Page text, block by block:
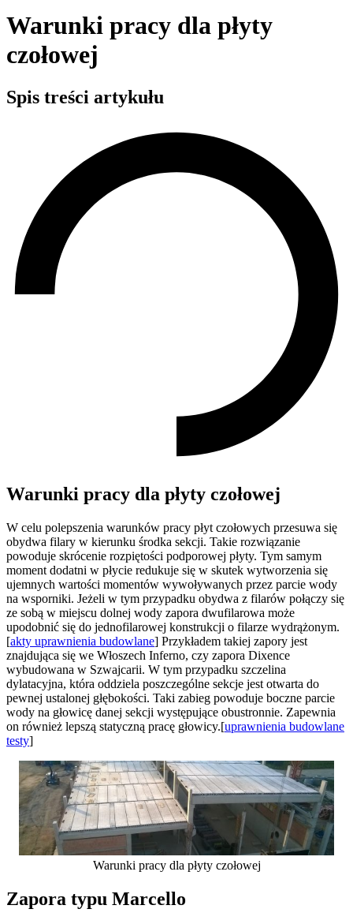
Warunki pracy dla płyty
czołowej
Spis treści artykułu
Warunki pracy dla płyty czołowej
W celu polepszenia warunków pracy płyt czołowych przesuwa się
obydwa filary w kierunku środka sekcji. Takie rozwiązanie
powoduje skrócenie rozpiętości podporowej płyty. Tym samym
moment dodatni w płycie redukuje się w skutek wytworzenia się
ujemnych wartości momentów wywoływanych przez parcie wody
na wsporniki. Jeżeli w tym przypadku obydwa z filarów połączy się
ze sobą w miejscu dolnej wody zapora dwufilarowa może
upodobnić się do jednofilarowej konstrukcji o filarze wydrążonym.
[akty uprawnienia budowlane] Przykładem takiej zapory jest
znajdująca się we Włoszech Inferno, czy zapora Dixence
wybudowana w Szwajcarii. W tym przypadku szczelina
dylatacyjna, która oddziela poszczególne sekcje jest otwarta do
pewnej ustalonej głębokości. Taki zabieg powoduje boczne parcie
wody na głowicę danej sekcji występujące obustronnie. Zapewnia
on również lepszą statyczną pracę głowicy.[uprawnienia budowlane
testy]
Warunki pracy dla płyty czołowej
Zapora typu Marcello